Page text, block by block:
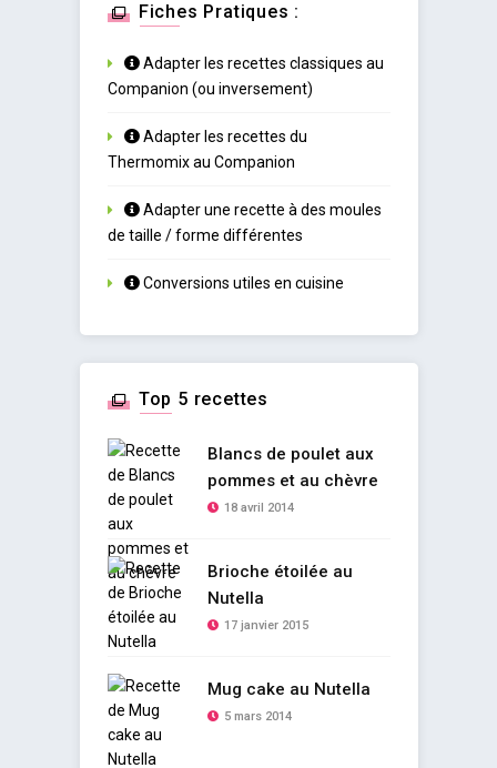
Fiches Pratiques :
Adapter les recettes classiques au
Companion (ou inversement)
Adapter les recettes du
Thermomix au Companion
Adapter une recette à des moules
de taille / forme différentes
Conversions utiles en cuisine
Top 5 recettes
Blancs de poulet aux
pommes et au chèvre
18 avril 2014
Brioche étoilée au
Nutella
17 janvier 2015
Mug cake au Nutella
5 mars 2014